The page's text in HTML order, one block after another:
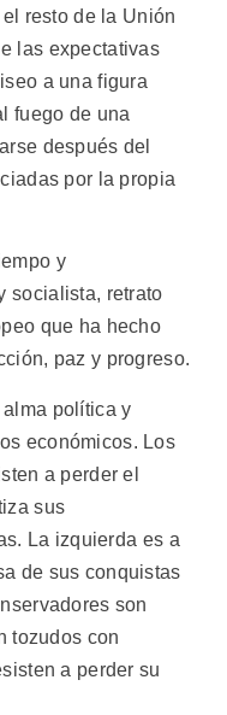
resto de la Unión
las expectativas
a una figura
fuego de una
después del
por la propia
y
socialista, retrato
que ha hecho
paz y progreso.
política y
económicos. Los
a perder el
sus
La izquierda es a
de sus conquistas
son
tozudos con
a perder su